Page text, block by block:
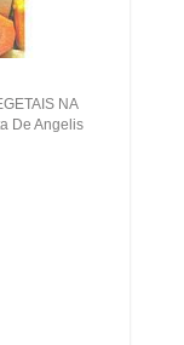
NA
De Angelis